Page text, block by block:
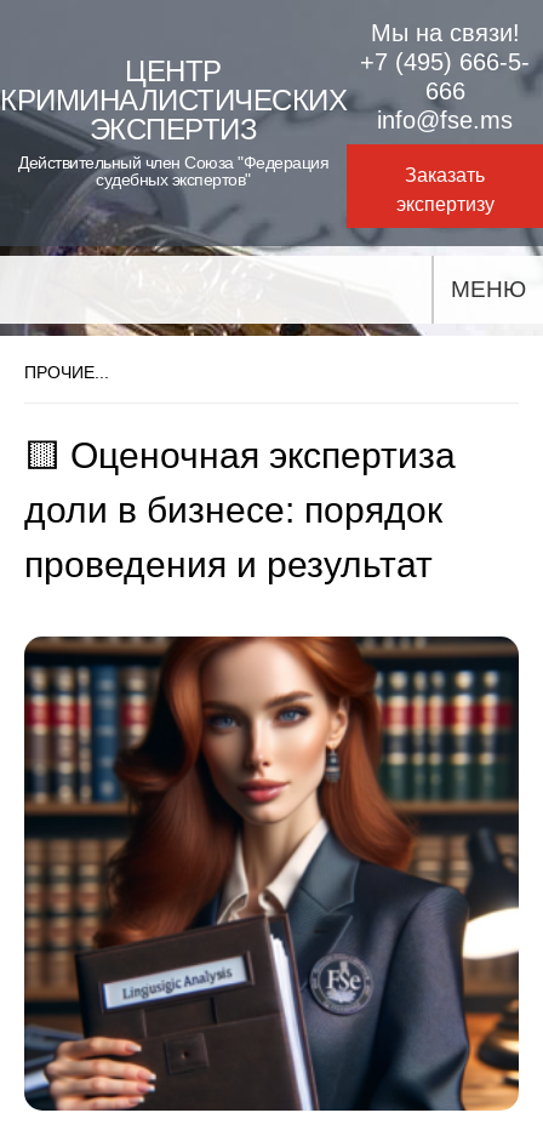
content
ЦЕНТР
КРИМИНАЛИСТИЧЕСКИХ
ЭКСПЕРТИЗ
Действительный член Союза "Федерация
судебных экспертов"
Мы на связи!
+7 (495) 666-5-
666
info@fse.ms
Заказать
экспертизу
МЕНЮ
ПРОЧИЕ...
🟨 Оценочная экспертиза
доли в бизнесе: порядок
проведения и результат